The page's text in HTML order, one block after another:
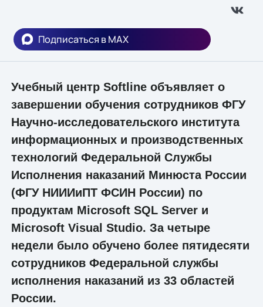
Подписаться в MAX
Учебный центр Softline объявляет о
завершении обучения сотрудников ФГУ
Научно-исследовательского института
информационных и производственных
технологий Федеральной Службы
Исполнения наказаний Минюста России
(ФГУ НИИИиПТ ФСИН России) по
продуктам Microsoft SQL Server и
Microsoft Visual Studio. За четыре
недели было обучено более пятидесяти
сотрудников Федеральной службы
исполнения наказаний из 33 областей
России.